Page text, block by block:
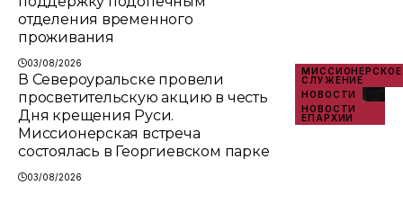
отделения временного
проживания
03/08/2026
МИССИОНЕРСКОЕ
СЛУЖЕНИЕ
НОВОСТИ
НОВОСТИ
ЕПАРХИИ
В Североуральске провели
просветительскую акцию в честь
Дня крещения Руси.
Миссионерская встреча
состоялась в Георгиевском парке
03/08/2026